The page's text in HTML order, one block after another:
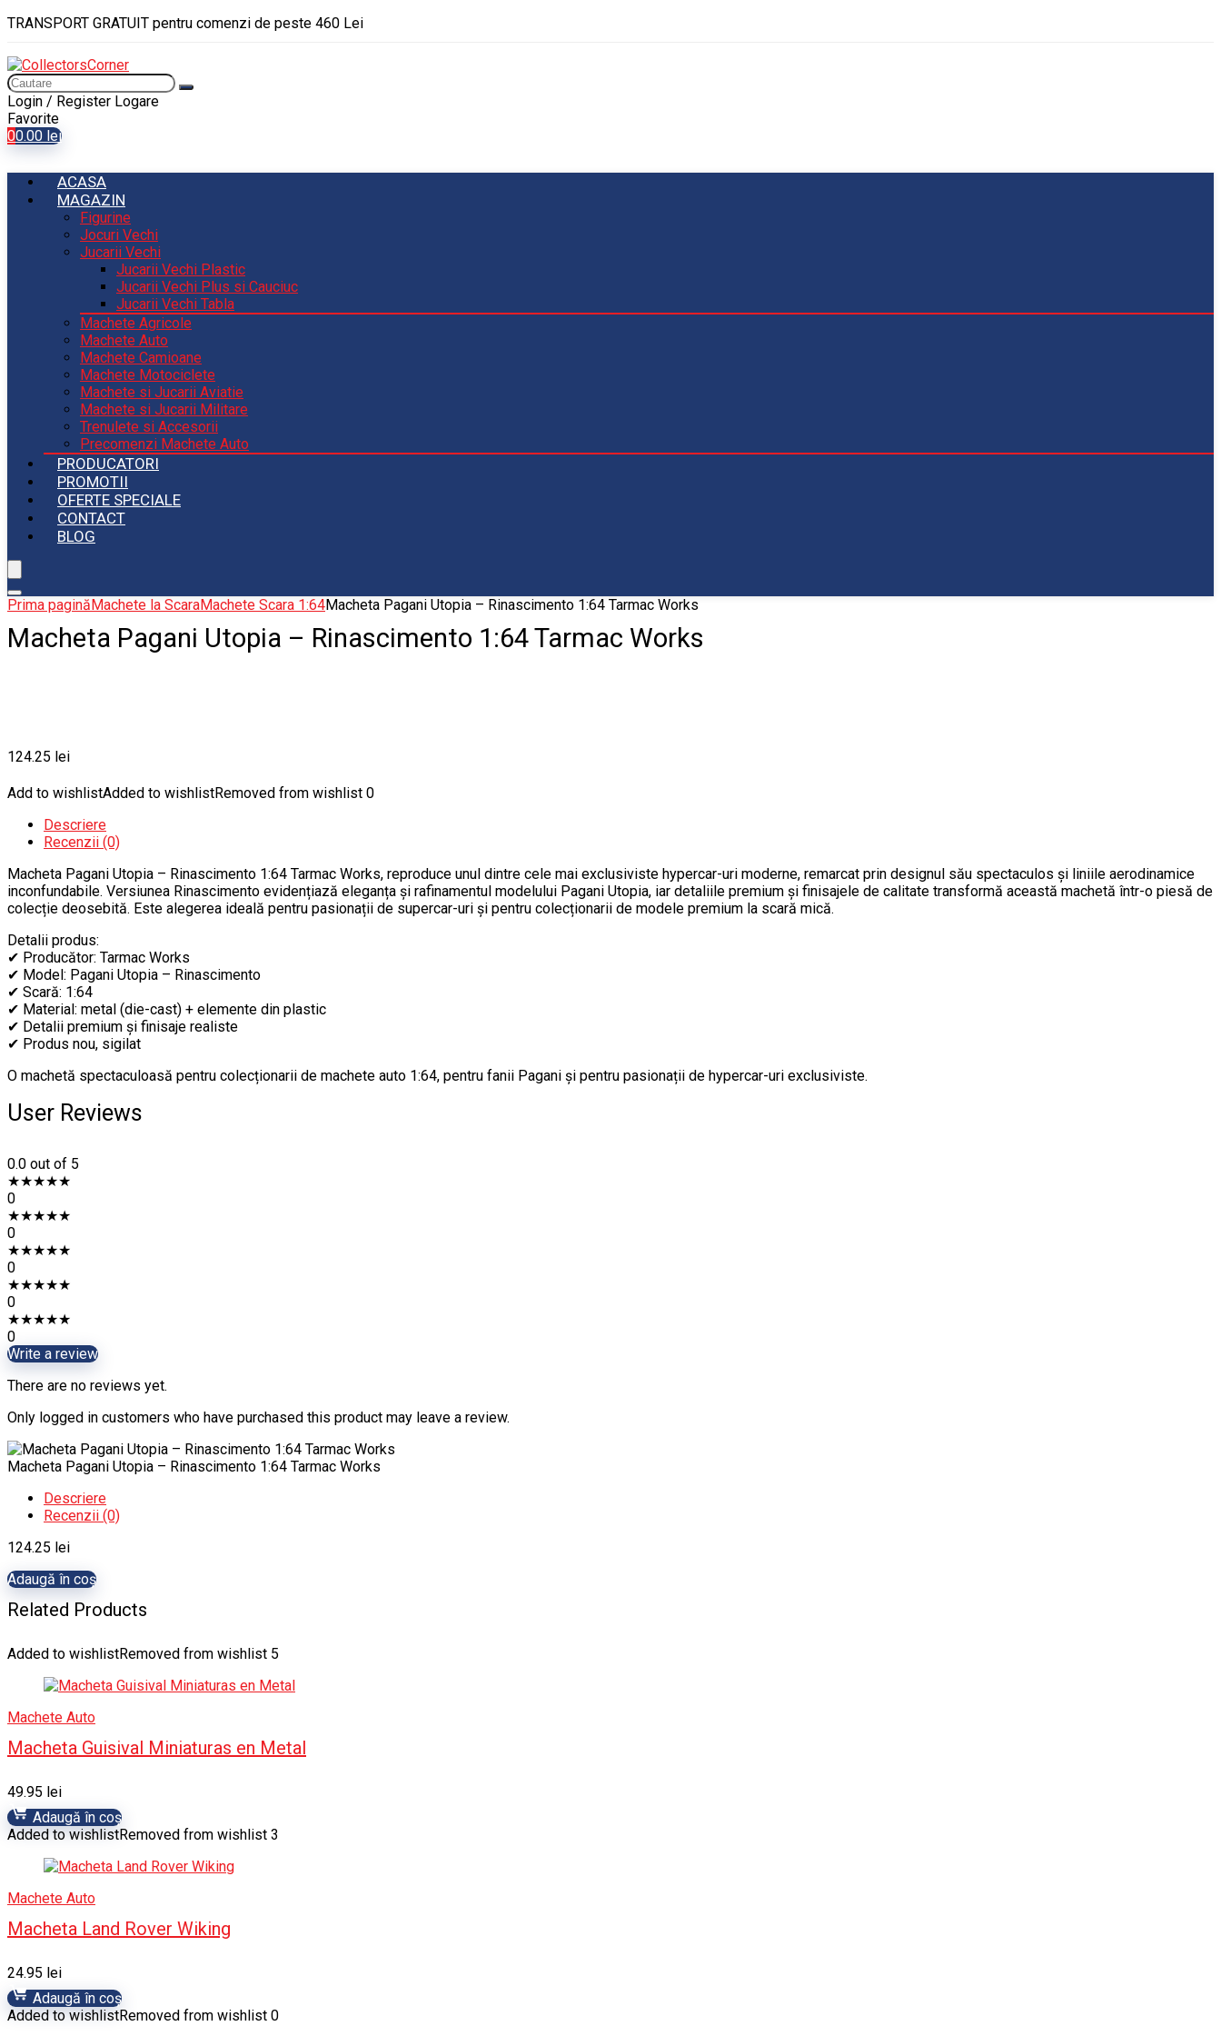
TRANSPORT GRATUIT pentru comenzi de peste 460 Lei
Login / Register Logare
Favorite
00.00 lei
ACASA
MAGAZIN
Figurine
Jocuri Vechi
Jucarii Vechi
Jucarii Vechi Plastic
Jucarii Vechi Plus si Cauciuc
Jucarii Vechi Tabla
Machete Agricole
Machete Auto
Machete Camioane
Machete Motociclete
Machete si Jucarii Aviatie
Machete si Jucarii Militare
Trenulete si Accesorii
Precomenzi Machete Auto
PRODUCATORI
PROMOTII
OFERTE SPECIALE
CONTACT
BLOG
Prima paginăMachete la ScaraMachete Scara 1:64Macheta Pagani Utopia – Rinascimento 1:64 Tarmac Works
Macheta Pagani Utopia – Rinascimento 1:64 Tarmac Works
124.25 lei
Add to wishlistAdded to wishlistRemoved from wishlist 0
Descriere
Recenzii (0)
Macheta Pagani Utopia – Rinascimento 1:64 Tarmac Works, reproduce unul dintre cele mai exclusiviste hypercar-uri moderne, remarcat prin designul său spectaculos și liniile aerodinamice
inconfundabile. Versiunea Rinascimento evidențiază eleganța și rafinamentul modelului Pagani Utopia, iar detaliile premium și finisajele de calitate transformă această machetă într-o piesă de
colecție deosebită. Este alegerea ideală pentru pasionații de supercar-uri și pentru colecționarii de modele premium la scară mică.
Detalii produs:
✔ Producător: Tarmac Works
✔ Model: Pagani Utopia – Rinascimento
✔ Scară: 1:64
✔ Material: metal (die-cast) + elemente din plastic
✔ Detalii premium și finisaje realiste
✔ Produs nou, sigilat
O machetă spectaculoasă pentru colecționarii de machete auto 1:64, pentru fanii Pagani și pentru pasionații de hypercar-uri exclusiviste.
User Reviews
0.0 out of 5
★★★★★
0
★★★★★
0
★★★★★
0
★★★★★
0
★★★★★
0
Write a review
There are no reviews yet.
Only logged in customers who have purchased this product may leave a review.
Macheta Pagani Utopia – Rinascimento 1:64 Tarmac Works
Descriere
Recenzii (0)
124.25 lei
Adaugă în coș
Related Products
Added to wishlistRemoved from wishlist 5
Machete Auto
Macheta Guisival Miniaturas en Metal
49.95 lei
Adaugă în coș
Added to wishlistRemoved from wishlist 3
Machete Auto
Macheta Land Rover Wiking
24.95 lei
Adaugă în coș
Added to wishlistRemoved from wishlist 0